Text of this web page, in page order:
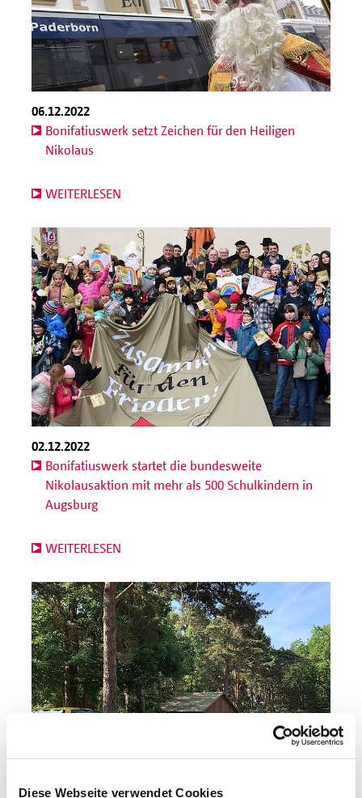
Diese Webseite verwendet Cookies
06.12.2022
Bonifatiuswerk setzt Zeichen für den Heiligen
Nikolaus
WEITERLESEN
02.12.2022
Bonifatiuswerk startet die bundesweite
Nikolausaktion mit mehr als 500 Schulkindern in
Augsburg
WEITERLESEN